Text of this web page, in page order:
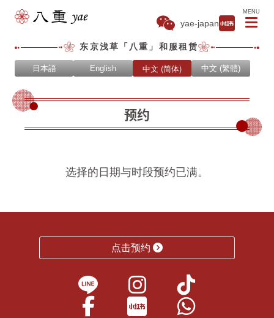
yae-japan
东京浅草「八重」和服租赁
日本語 English 中文 (简体) 中文 (繁體)
MENU
预约
选择的日期与时段预约已满。
点击预约